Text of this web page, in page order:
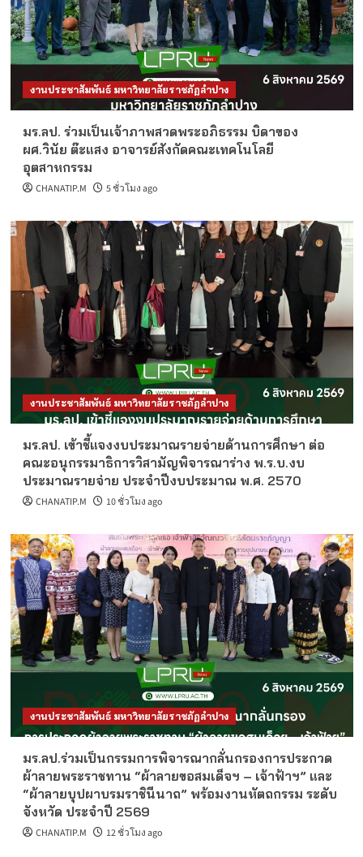
งานประชาสัมพันธ์ มหาวิทยาลัยราชภัฏลำปาง
มร.ลป. ร่วมเป็นเจ้าภาพสวดพระอภิธรรม บิดาของ
ผศ.วินัย ต๊ะแสง อาจารย์สังกัดคณะเทคโนโลยี
อุตสาหกรรม
CHANATIP.M 5 ชั่วโมง ago
งานประชาสัมพันธ์ มหาวิทยาลัยราชภัฏลำปาง
มร.ลป. เข้าชี้แจงงบประมาณรายจ่ายด้านการศึกษา ต่อ
คณะอนุกรรมาธิการวิสามัญพิจารณาร่าง พ.ร.บ.งบ
ประมาณรายจ่าย ประจำปีงบประมาณ พ.ศ. 2570
CHANATIP.M 10 ชั่วโมง ago
งานประชาสัมพันธ์ มหาวิทยาลัยราชภัฏลำปาง
มร.ลป.ร่วมเป็นกรรมการพิจารณากลั่นกรองการประกวด
ผ้าลายพระราชทาน “ผ้าลายขอสมเด็จฯ – เจ้าฟ้าฯ” และ
“ผ้าลายบุปผาบรมราชินีนาถ” พร้อมงานหัตถกรรม ระดับ
จังหวัด ประจำปี 2569
CHANATIP.M 12 ชั่วโมง ago